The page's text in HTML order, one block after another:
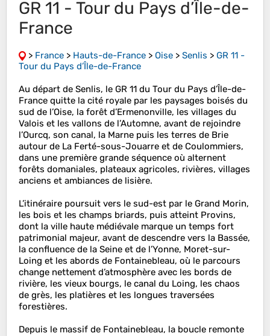
GR 11 - Tour du Pays d’Île-de-
France
> France > Hauts-de-France > Oise > Senlis > GR 11 -
Tour du Pays d’Île-de-France
Au départ de Senlis, le GR 11 du Tour du Pays d’Île-de-
France quitte la cité royale par les paysages boisés du
sud de l’Oise, la forêt d’Ermenonville, les villages du
Valois et les vallons de l’Automne, avant de rejoindre
l’Ourcq, son canal, la Marne puis les terres de Brie
autour de La Ferté-sous-Jouarre et de Coulommiers,
dans une première grande séquence où alternent
forêts domaniales, plateaux agricoles, rivières, villages
anciens et ambiances de lisière.
L’itinéraire poursuit vers le sud-est par le Grand Morin,
les bois et les champs briards, puis atteint Provins,
dont la ville haute médiévale marque un temps fort
patrimonial majeur, avant de descendre vers la Bassée,
la confluence de la Seine et de l’Yonne, Moret-sur-
Loing et les abords de Fontainebleau, où le parcours
change nettement d’atmosphère avec les bords de
rivière, les vieux bourgs, le canal du Loing, les chaos
de grès, les platières et les longues traversées
forestières.
Depuis le massif de Fontainebleau, la boucle remonte